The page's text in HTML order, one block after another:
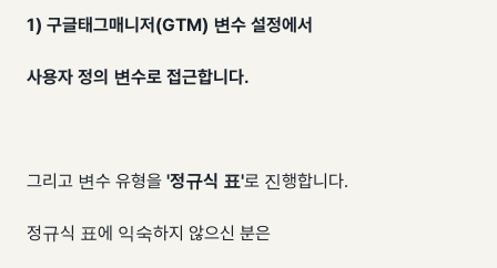
1) 구글태그매니저(GTM) 변수 설정에서​
사용자 정의 변수로 접근합니다.​
그리고 변수 유형을 '정규식 표'​로 진행합니다.
정규식 표에 익숙하지 않으신 분은